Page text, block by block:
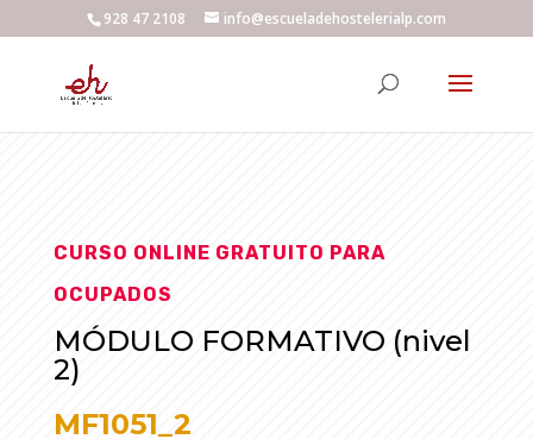
928 47 2108 info@escueladehostelerialp.com
CURSO ONLINE GRATUITO PARA
OCUPADOS
MÓDULO FORMATIVO (nivel
2)
MF1051_2